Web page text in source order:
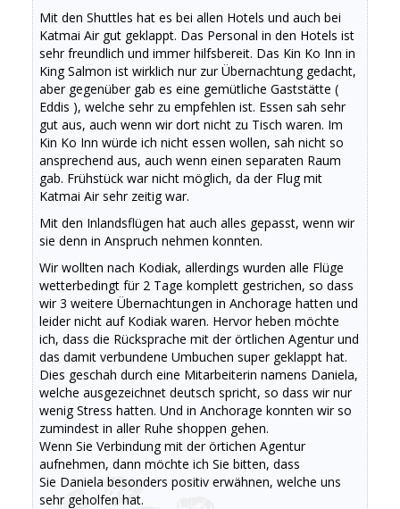
Mit den Shuttles hat es bei allen Hotels und auch bei
Katmai Air gut geklappt. Das Personal in den Hotels ist
sehr freundlich und immer hilfsbereit. Das Kin Ko Inn in
King Salmon ist wirklich nur zur Übernachtung gedacht,
aber gegenüber gab es eine gemütliche Gaststätte (
Eddis ), welche sehr zu empfehlen ist. Essen sah sehr
gut aus, auch wenn wir dort nicht zu Tisch waren. Im
Kin Ko Inn würde ich nicht essen wollen, sah nicht so
ansprechend aus, auch wenn einen separaten Raum
gab. Frühstück war nicht möglich, da der Flug mit
Katmai Air sehr zeitig war.
Mit den Inlandsflügen hat auch alles gepasst, wenn wir
sie denn in Anspruch nehmen konnten.
Wir wollten nach Kodiak, allerdings wurden alle Flüge
wetterbedingt für 2 Tage komplett gestrichen, so dass
wir 3 weitere Übernachtungen in Anchorage hatten und
leider nicht auf Kodiak waren. Hervor heben möchte
ich, dass die Rücksprache mit der örtlichen Agentur und
das damit verbundene Umbuchen super geklappt hat.
Dies geschah durch eine Mitarbeiterin namens Daniela,
welche ausgezeichnet deutsch spricht, so dass wir nur
wenig Stress hatten. Und in Anchorage konnten wir so
zumindest in aller Ruhe shoppen gehen.
Wenn Sie Verbindung mit der örtichen Agentur
aufnehmen, dann möchte ich Sie bitten, dass
Sie Daniela besonders positiv erwähnen, welche uns
sehr geholfen hat.